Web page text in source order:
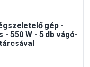
gép -
- 550 W - 5 db vágó-